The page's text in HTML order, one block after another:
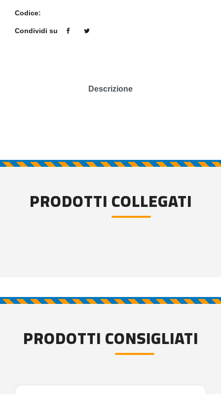
Codice:
Condividi su
Descrizione
PRODOTTI COLLEGATI
PRODOTTI CONSIGLIATI